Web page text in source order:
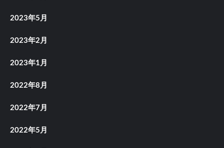
2023年5月
2023年2月
2023年1月
2022年8月
2022年7月
2022年5月